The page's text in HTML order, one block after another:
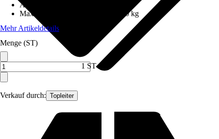
Verkauf durch: Topleiter
Arbeitshöhe
Maximales Belastungsgewicht
150 kg
Mehr Artikeldetails
Menge (ST)
1 ST